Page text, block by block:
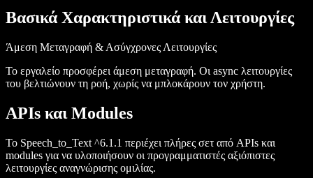
Βασικά Χαρακτηριστικά και Λειτουργίες
Άμεση Μεταγραφή & Ασύγχρονες Λειτουργίες
Το εργαλείο προσφέρει άμεση μεταγραφή. Οι async λειτουργίες
του βελτιώνουν τη ροή, χωρίς να μπλοκάρουν τον χρήστη.
APIs και Modules
Το Speech_to_Text ^6.1.1 περιέχει πλήρες σετ από APIs και
modules για να υλοποιήσουν οι προγραμματιστές αξιόπιστες
λειτουργίες αναγνώρισης ομιλίας.